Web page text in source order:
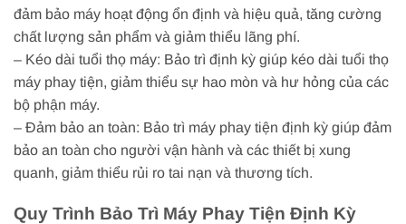
đảm bảo máy hoạt động ổn định và hiệu quả, tăng cường
chất lượng sản phẩm và giảm thiểu lãng phí.
– Kéo dài tuổi thọ máy: Bảo trì định kỳ giúp kéo dài tuổi thọ
máy phay tiện, giảm thiểu sự hao mòn và hư hỏng của các
bộ phận máy.
– Đảm bảo an toàn: Bảo trì máy phay tiện định kỳ giúp đảm
bảo an toàn cho người vận hành và các thiết bị xung
quanh, giảm thiểu rủi ro tai nạn và thương tích.
Quy Trình Bảo Trì Máy Phay Tiện Định Kỳ